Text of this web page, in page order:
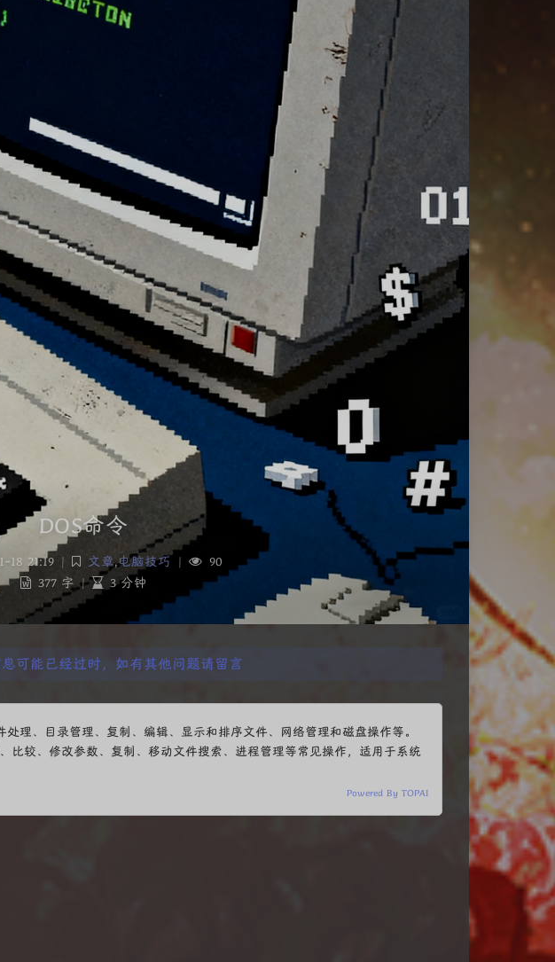
DOS命令
18 21:19 | 文章,电脑技巧 |
90
377 字 | 3 分钟
可能已经过时，如有其他问题请留言
理、目录管理、复制、编辑、显示和排序文件、网络管理和磁盘操作等。
比较、修改参数、复制、移动文件搜索、进程管理等常见操作，适用于系统
Powered By TOPAI